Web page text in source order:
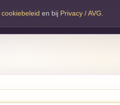
cookiebeleid en bij Privacy / AVG